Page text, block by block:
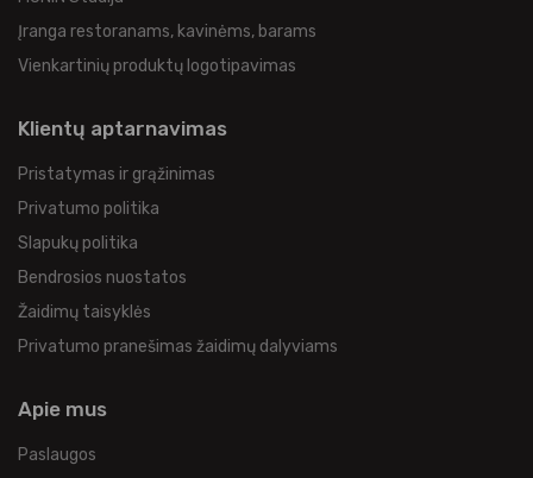
Įranga restoranams, kavinėms, barams
Vienkartinių produktų logotipavimas
Klientų aptarnavimas
Pristatymas ir grąžinimas
Privatumo politika
Slapukų politika
Bendrosios nuostatos
Žaidimų taisyklės
Privatumo pranešimas žaidimų dalyviams
Apie mus
Paslaugos